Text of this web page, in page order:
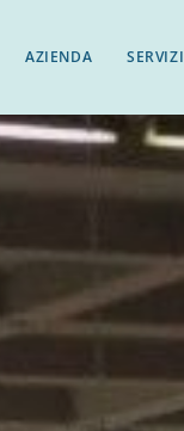
AZIENDA SERVIZI